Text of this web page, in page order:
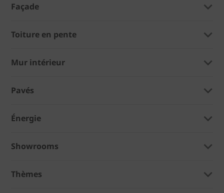
Façade
Toiture en pente
Mur intérieur
Pavés
Énergie
Showrooms
Thèmes